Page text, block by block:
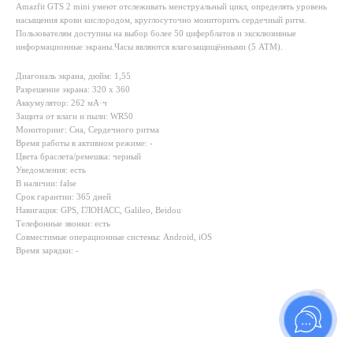
Amazfit GTS 2 mini умеют отслеживать менструальный цикл, определять уровень
насыщения крови кислородом, круглосуточно мониторить сердечный ритм.
Пользователям доступны на выбор более 50 циферблатов и эксклюзивные
информационные экраны.Часы являются влагозащищёнными (5 ATM).
Диагональ экрана, дюйм: 1,55
Разрешение экрана: 320 х 360
Аккумулятор: 262 мА·ч
Защита от влаги и пыли: WR50
Мониторинг: Сна, Сердечного ритма
Время работы в активном режиме: -
Цвета браслета/ремешка: черный
Уведомления: есть
В наличии: false
Срок гарантии: 365 дней
Навигация: GPS, ГЛОНАСС, Galileo, Beidou
Телефонные звонки: есть
Совместимые операционные системы: Android, iOS
Время зарядки: -